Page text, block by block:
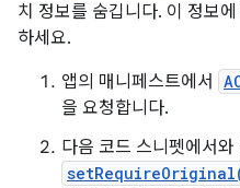
치 정보를 숨깁니다. 이 정보
하세요.
앱의 매니페스트에서
을 요청합니다.
다음 코드 스니펫에서와